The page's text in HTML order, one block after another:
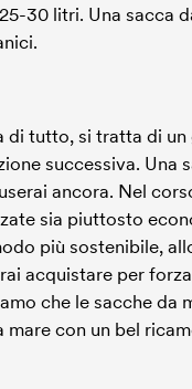
30 litri. Una sacca
tutto, si tratta di
successiva. Una
ancora. Nel
sia piuttosto
più sostenibile,
acquistare per
che le sacche da
con un bel